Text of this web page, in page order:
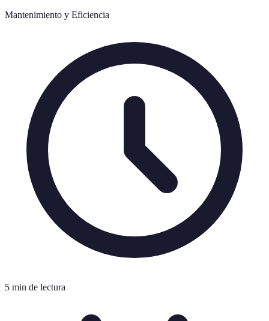
Mantenimiento y Eficiencia
5 min de lectura